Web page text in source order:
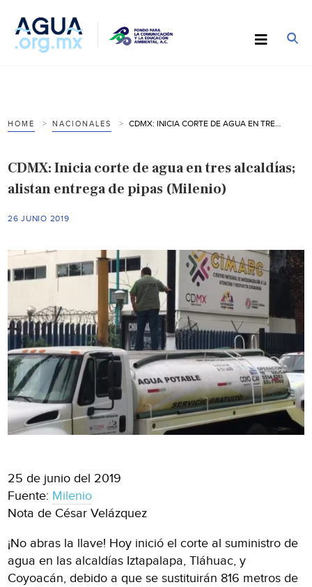
HOME NACIONALES
CDMX: Inicia corte de agua en tres alcaldías;
alistan entrega de pipas (Milenio)
26 JUNIO 2019
25 de junio del 2019
Fuente: Milenio
Nota de César Velázquez
¡No abras la llave! Hoy inició el corte al suministro de
agua en las alcaldías Iztapalapa, Tláhuac, y
Coyoacán, debido a que se sustituirán 816 metros de